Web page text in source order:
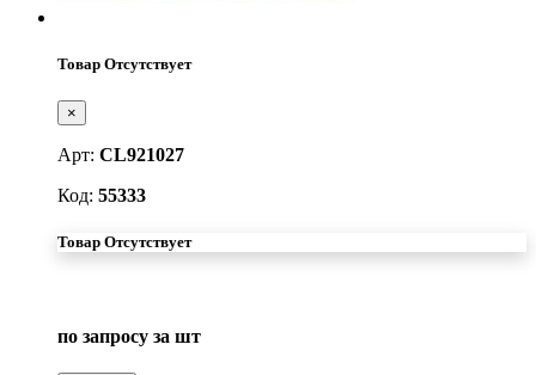
Товар Отсутствует
×
Арт: CL921027
Код: 55333
Товар Отсутствует
по запросу за шт